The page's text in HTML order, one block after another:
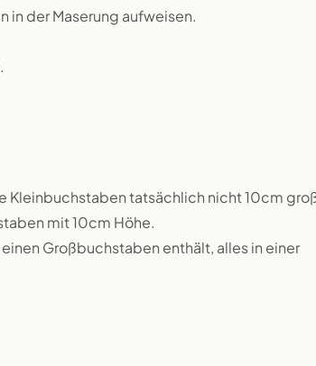
in der Maserung aufweisen.
Kleinbuchstaben tatsächlich nicht 10cm
mit 10cm Höhe.
Großbuchstaben enthält, alles in einer